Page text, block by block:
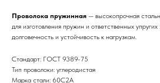
Проволока пружинная — высокопрочная
для изготовления пружин и ответственных
долговечность и устойчивость к нагрузкам.
Стандарт: ГОСТ 9389-75
Тип проволоки: углеродистая
Марка стали: 60С2А